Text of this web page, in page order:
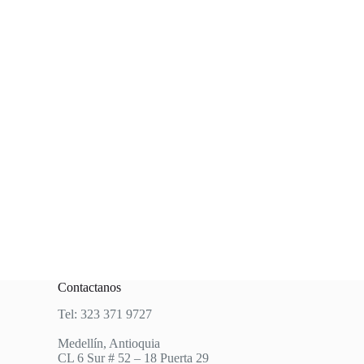
Contactanos
Tel: 323 371 9727
Medellín, Antioquia
CL 6 Sur # 52 – 18 Puerta 29